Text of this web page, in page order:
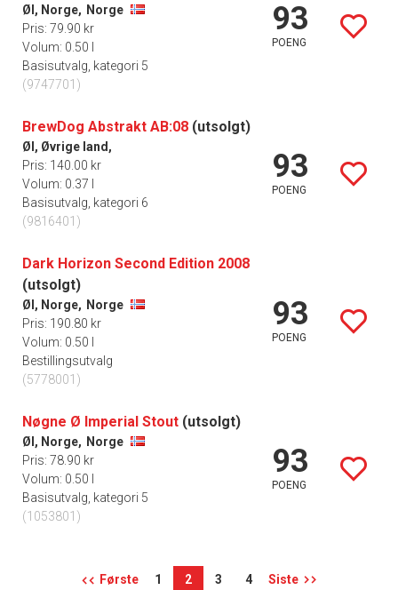
Øl, Norge, Norge
Pris: 79.90 kr
Volum: 0.50 l
Basisutvalg, kategori 5
(9747701)
93
POENG
BrewDog Abstrakt AB:08 (utsolgt)
Øl, Øvrige land,
Pris: 140.00 kr
Volum: 0.37 l
Basisutvalg, kategori 6
(9816401)
93
POENG
Dark Horizon Second Edition 2008
(utsolgt)
Øl, Norge, Norge
Pris: 190.80 kr
Volum: 0.50 l
Bestillingsutvalg
(5778001)
93
POENG
Nøgne Ø Imperial Stout (utsolgt)
Øl, Norge, Norge
Pris: 78.90 kr
Volum: 0.50 l
Basisutvalg, kategori 5
(1053801)
93
POENG
Første 1 2 3 4 Siste